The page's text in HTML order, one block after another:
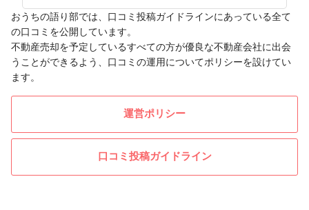
おうちの語り部では、口コミ投稿ガイドラインにあっている全て
の口コミを公開しています。
不動産売却を予定しているすべての方が優良な不動産会社に出会
うことができるよう、口コミの運用についてポリシーを設けてい
ます。
運営ポリシー
口コミ投稿ガイドライン